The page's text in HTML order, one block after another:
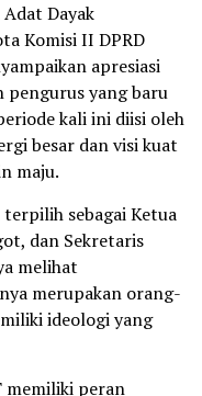
Dayak
Komisi II DPRD
apresiasi
pengurus yang baru
kali ini diisi oleh
besar dan visi kuat
maju.
terpilih sebagai Ketua
dan Sekretaris
melihat
merupakan orang-
ideologi yang
memiliki peran